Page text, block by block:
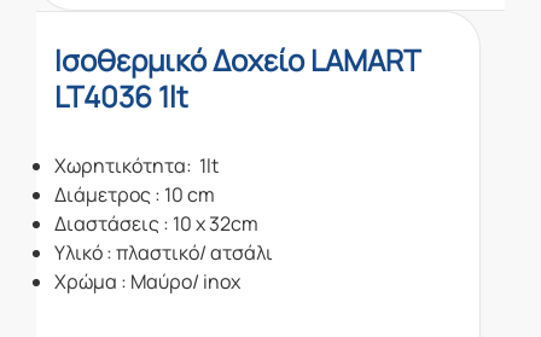
Ισοθερμικό Δοχείο LAMART
LT4036 1lt
Χωρητικότητα: 1lt
Διάμετρος : 10 cm
Διαστάσεις : 10 x 32cm
Υλικό : πλαστικό/ ατσάλι
Χρώμα : Μαύρο/ inox